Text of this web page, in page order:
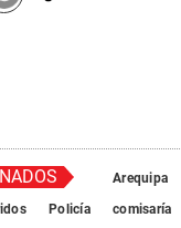
Arequipa
Policía comisaría